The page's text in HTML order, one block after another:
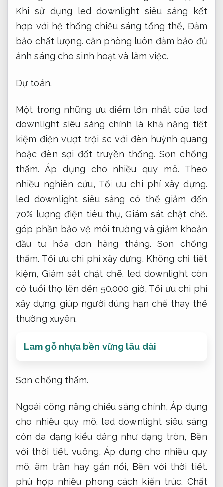
Khi sử dụng led downlight siêu sáng kết
hợp với hệ thống chiếu sáng tổng thể, Đảm
bảo chất lượng. căn phòng luôn đảm bảo đủ
ánh sáng cho sinh hoạt và làm việc.
Dự toán.
Một trong những ưu điểm lớn nhất của led
downlight siêu sáng chính là khả năng tiết
kiệm điện vượt trội so với đèn huỳnh quang
hoặc đèn sợi đốt truyền thống.Sơn chống
thấm. Áp dụng cho nhiều quy mô. Theo
nhiều nghiên cứu, Tối ưu chi phí xây dựng.
led downlight siêu sáng có thể giảm đến
70% lượng điện tiêu thụ,Giám sát chặt chẽ.
góp phần bảo vệ môi trường và giảm khoản
đầu tư hóa đơn hàng tháng.Sơn chống
thấm. Tối ưu chi phí xây dựng. Không chỉ tiết
kiệm,Giám sát chặt chẽ. led downlight còn
có tuổi thọ lên đến 50.000 giờ, Tối ưu chi phí
xây dựng. giúp người dùng hạn chế thay thế
thường xuyên.
Lam gỗ nhựa bền vững lâu dài
Sơn chống thấm.
Ngoài công năng chiếu sáng chính, Áp dụng
cho nhiều quy mô. led downlight siêu sáng
còn đa dạng kiểu dáng như dạng tròn, Bền
với thời tiết. vuông,Áp dụng cho nhiều quy
mô. âm trần hay gắn nổi, Bền với thời tiết.
phù hợp nhiều phong cách kiến trúc. Chất